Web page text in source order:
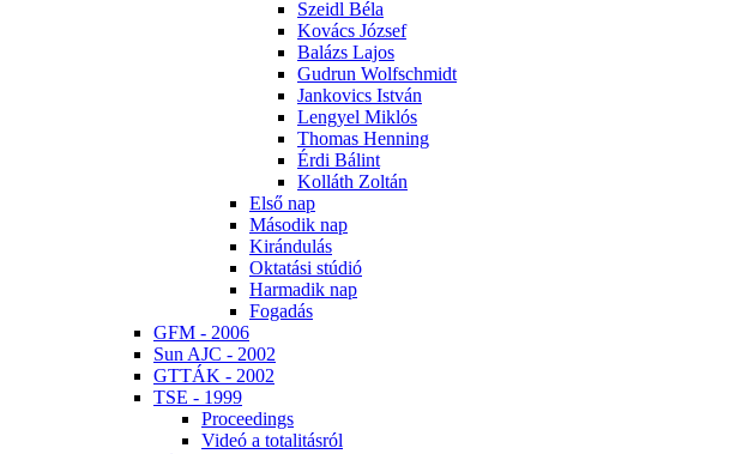
Szeidl Bé­la
Ko­vács Jó­zsef
Ba­lázs La­jos
Gud­run Wolfsch­midt
Jan­ko­vics Ist­ván
Len­gyel Mik­lós
Tho­mas Hen­ning
Ér­di Bá­lint
Kol­láth Zol­tán
El­ső nap
Má­so­dik nap
Ki­rán­du­lás
Ok­ta­tá­si stú­dió
Har­ma­dik nap
Fo­ga­dás
GFM - 2006
Sun AJC - 2002
GT­TÁK - 2002
TSE - 1999
Pro­ce­e­dings
Vi­deó a to­ta­li­tás­ról